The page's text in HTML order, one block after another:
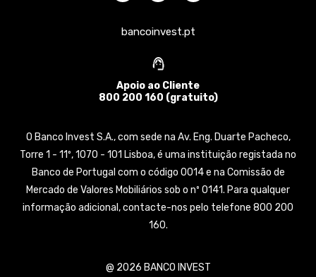
bancoinvest.pt
Apoio ao Cliente
800 200 160 (gratuito)
O Banco Invest S.A., com sede na Av. Eng. Duarte Pacheco,
Torre 1 - 11º, 1070 - 101 Lisboa, é uma instituição registada no
Banco de Portugal com o código 0014 e na Comissão de
Mercado de Valores Mobiliários sob o nº 0141. Para qualquer
informação adicional, contacte-nos pelo telefone 800 200
160.
@ 2026 BANCO INVEST